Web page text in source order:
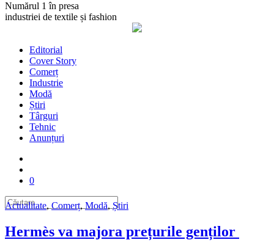
Numărul 1 în presa
industriei de textile și fashion
Editorial
Cover Story
Comerț
Industrie
Modă
Știri
Târguri
Tehnic
Anunțuri
0
Actualitate, Comerț, Modă, Știri
Hermès va majora prețurile genților